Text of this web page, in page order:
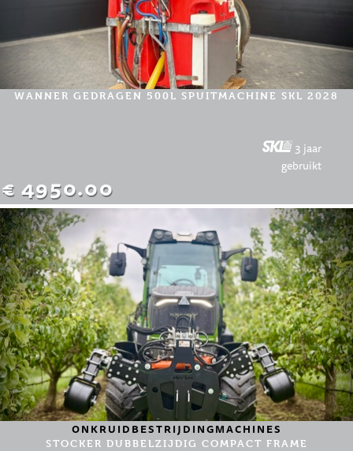
WANNER GEDRAGEN 500L SPUITMACHINE SKL 2028
€ 4950.00
3 jaar
gebruikt
ONKRUIDBESTRIJDINGMACHINES
STOCKER DUBBELZIJDIG COMPACT FRAME